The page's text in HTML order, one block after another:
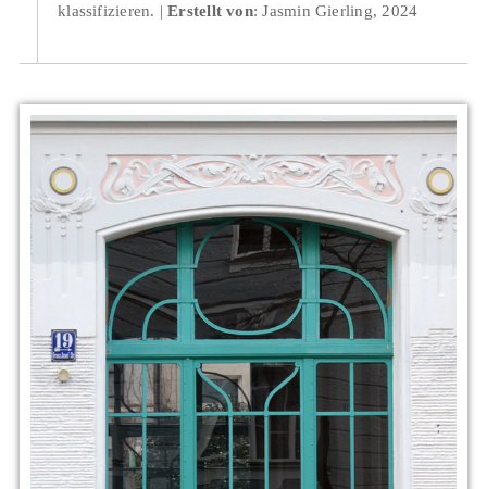
klassifizieren.
Erstellt von: Jasmin Gierling, 2024